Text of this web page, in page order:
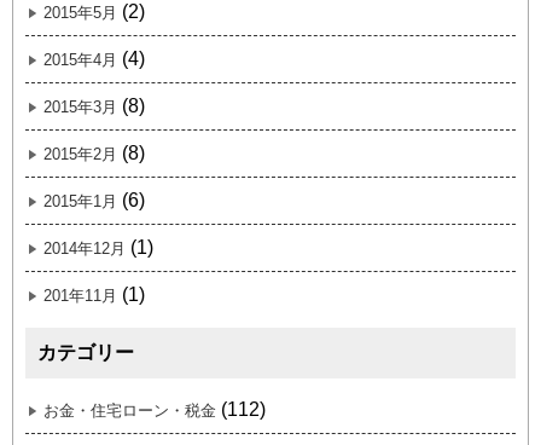
2015年5月 (2)
2015年4月 (4)
2015年3月 (8)
2015年2月 (8)
2015年1月 (6)
2014年12月 (1)
201年11月 (1)
カテゴリー
お金・住宅ローン・税金 (112)